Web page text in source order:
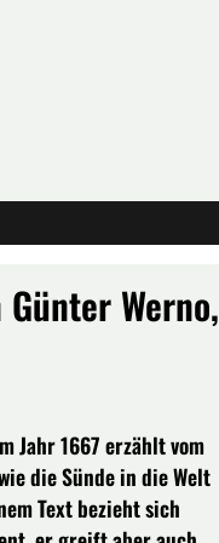
Günter Werno,
Jahr 1667 erzählt vom
die Sünde in die Welt
Text bezieht sich